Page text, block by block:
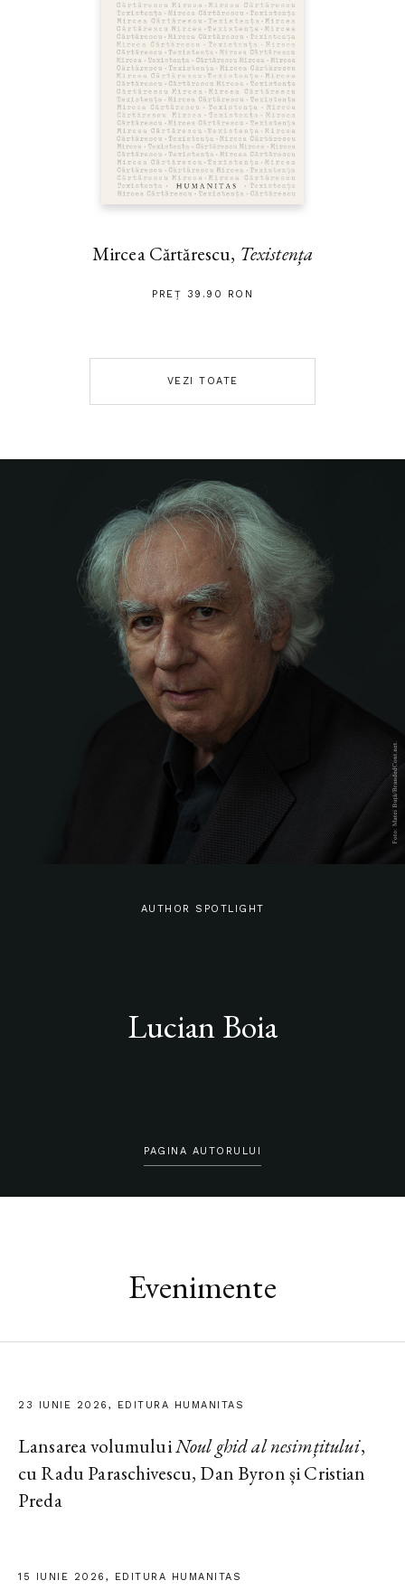
Mircea Cărtărescu, Texistența
PREȚ 39.90 RON
VEZI TOATE
AUTHOR SPOTLIGHT
Lucian Boia
PAGINA AUTORULUI
Evenimente
23 IUNIE 2026, EDITURA HUMANITAS
Lansarea volumuluiNoul ghid al nesimțitului,
cu Radu Paraschivescu, Dan Byron și Cristian
Preda
15 IUNIE 2026, EDITURA HUMANITAS